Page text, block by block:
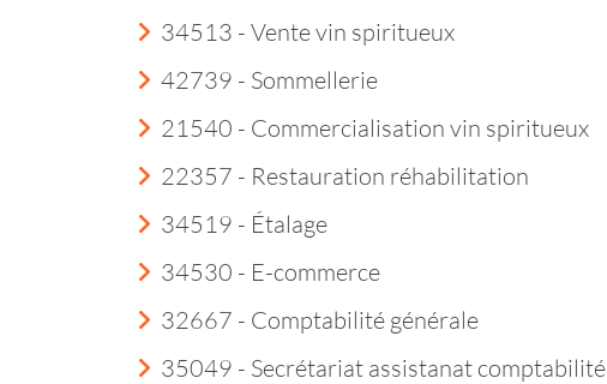
34513 - Vente vin spiritueux
42739 - Sommellerie
21540 - Commercialisation vin spiritueux
22357 - Restauration réhabilitation
34519 - Étalage
34530 - E-commerce
32667 - Comptabilité générale
35049 - Secrétariat assistanat comptabilité